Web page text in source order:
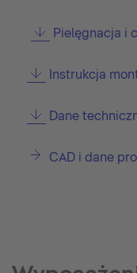
Pielęgnacja i
Instrukcja
Dane
CAD i dane